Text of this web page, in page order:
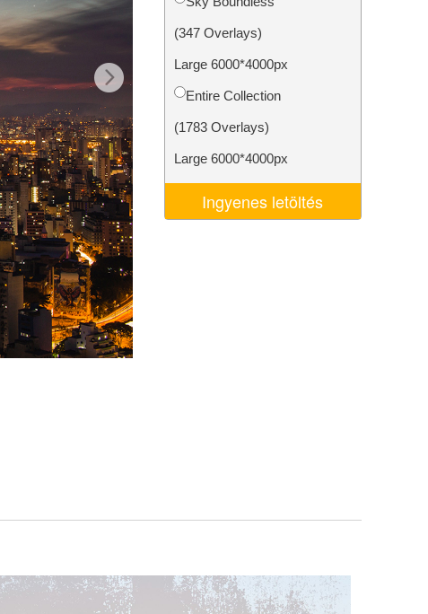
(347 Overlays)
Large 6000*4000px
Entire Collection
(1783 Overlays)
Large 6000*4000px
Ingyenes letöltés